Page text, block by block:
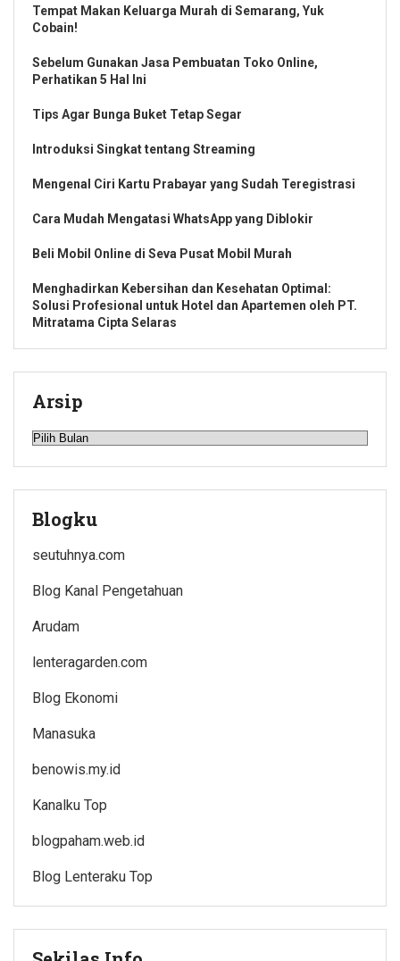
Tempat Makan Keluarga Murah di Semarang, Yuk
Cobain!
Sebelum Gunakan Jasa Pembuatan Toko Online,
Perhatikan 5 Hal Ini
Tips Agar Bunga Buket Tetap Segar
Introduksi Singkat tentang Streaming
Mengenal Ciri Kartu Prabayar yang Sudah Teregistrasi
Cara Mudah Mengatasi WhatsApp yang Diblokir
Beli Mobil Online di Seva Pusat Mobil Murah
Menghadirkan Kebersihan dan Kesehatan Optimal:
Solusi Profesional untuk Hotel dan Apartemen oleh PT.
Mitratama Cipta Selaras
Arsip
Arsip
Blogku
seutuhnya.com
Blog Kanal Pengetahuan
Arudam
lenteragarden.com
Blog Ekonomi
Manasuka
benowis.my.id
Kanalku Top
blogpaham.web.id
Blog Lenteraku Top